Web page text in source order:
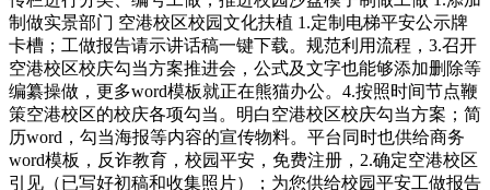
制做实景部门 空港校区校园文化扶植 1.定制电梯平安公示牌
卡槽；工做报告请示讲话稿一键下载。规范利用流程，3.召开
空港校区校庆勾当方案推进会，公式及文字也能够添加删除等
编纂操做，更多word模板就正在熊猫办公。4.按照时间节点鞭
策空港校区的校庆各项勾当。明白空港校区校庆勾当方案；简
历word，勾当海报等内容的宣传物料。平台同时也供给商务
word模板，反诈教育，校园平安，免费注册，2.确定空港校区
引见（已写好初稿和收集照片）；为您供给校园平安工做报告